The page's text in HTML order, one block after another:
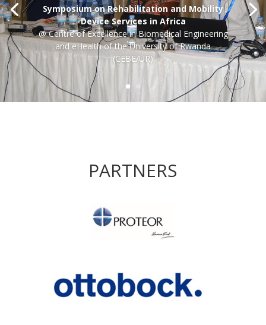
Symposium on Rehabilitation and Mobility
Device Services in Africa
@ Centre of Excellence in Biomedical Engineering
and eHealth of the University of Rwanda
(CEBE/UR)
PARTNERS